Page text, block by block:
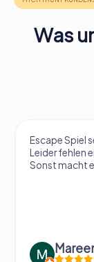
Was
Escape Spiel
Leider fehlen
Sonst macht